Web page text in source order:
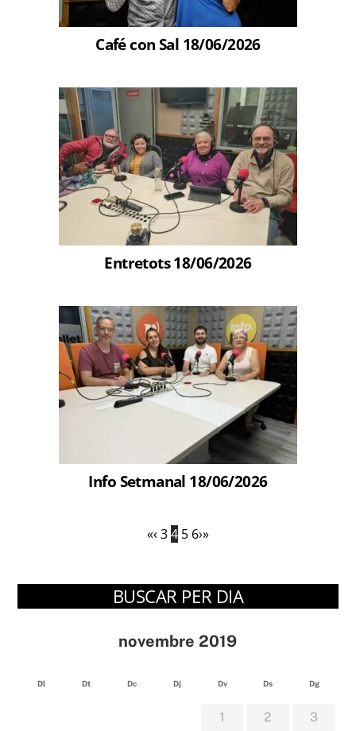
Café con Sal 18/06/2026
Entretots 18/06/2026
Info Setmanal 18/06/2026
«‹ 34 5 6›»
BUSCAR PER DIA
novembre 2019
Dl Dt Dc Dj Dv Ds Dg
1 2 3